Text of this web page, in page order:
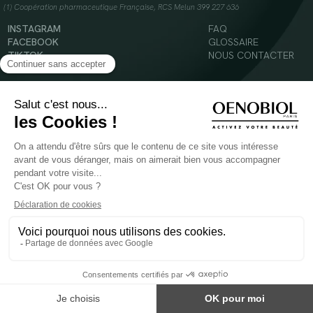
(1) Coopération pharmaceutique Française, RCS Melun 399 227 636
INSTAGRAM
FACEBOOK
TIKTOK
YOUTUBE
FAQ
GLOSSAIRE
NOUS CONTACTER
© 2024 Oenobiol Paris
Mentions légales
Politique en matière de cookies
POUR VOTRE SANTÉ, MANGEZ AU MOINS CINQ FRUITS ET LÉGUMES PAR JOUR -
Les complément alimentaires doivent être utilisés dans le cadre d'un mode de vie sain et
ne pas être utilisés comme substituts d'un régimes alimentaire varié et équilibré.